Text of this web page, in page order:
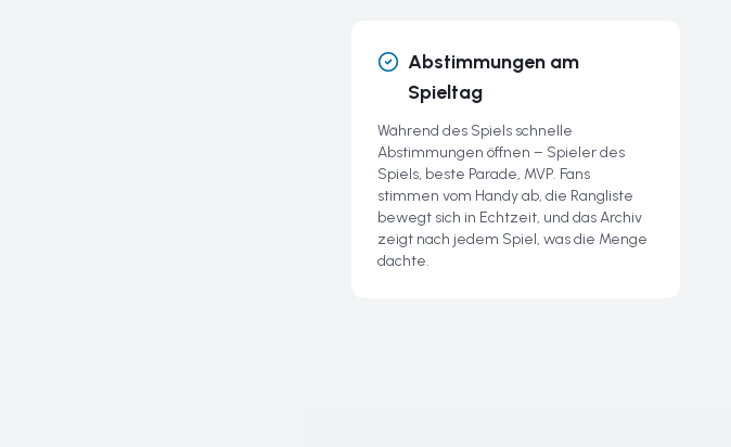
Abstimmungen am
Spieltag
Während des Spiels schnelle
Abstimmungen öffnen – Spieler des
Spiels, beste Parade, MVP. Fans
stimmen vom Handy ab, die Rangliste
bewegt sich in Echtzeit, und das Archiv
zeigt nach jedem Spiel, was die Menge
dachte.